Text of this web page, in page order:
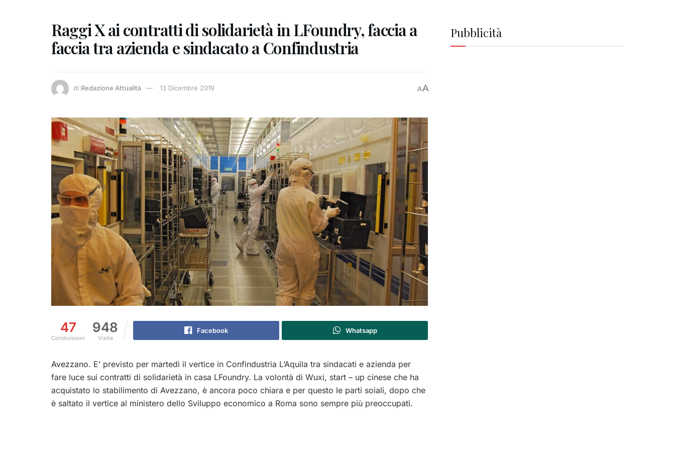
Raggi X ai contratti di solidarietà in LFoundry, faccia a
faccia tra azienda e sindacato a Confindustria
di Redazione Attualità 13 Dicembre 2019 AA
47
Condivisioni
948
Visite
Facebook Whatsapp
Avezzano. E’ previsto per martedì il vertice in Confindustria L’Aquila tra sindacati e azienda per
fare luce sui contratti di solidarietà in casa LFoundry. La volontà di Wuxi, start – up cinese che ha
acquistato lo stabilimento di Avezzano, è ancora poco chiara e per questo le parti soiali, dopo che
è saltato il vertice al ministero dello Sviluppo economico a Roma sono sempre più preoccupati.
Pubblicità